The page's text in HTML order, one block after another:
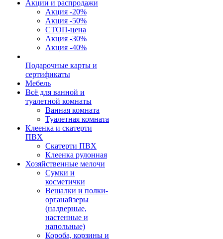
Акции и распродажи
Акция -20%
Акция -50%
СТОП-цена
Акция -30%
Акция -40%
Подарочные карты и
сертификаты
Мебель
Всё для ванной и
туалетной комнаты
Ванная комната
Туалетная комната
Клеенка и скатерти
ПВХ
Скатерти ПВХ
Клеенка рулонная
Хозяйственные мелочи
Сумки и
косметички
Вешалки и полки-
органайзеры
(надверные,
настенные и
напольные)
Короба, корзины и